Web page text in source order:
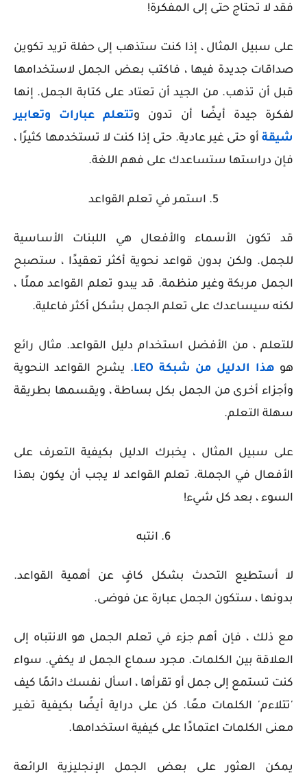
فقد لا تحتاج حتى إلى المفكرة!
على سبيل المثال ، إذا كنت ستذهب إلى حفلة تريد تكوين
صداقات جديدة فيها ، فاكتب بعض الجمل لاستخدامها
قبل أن تذهب. من الجيد أن تعتاد على كتابة الجمل. إنها
لفكرة جيدة أيضًا أن تدون وتتعلم عبارات وتعابير
شيقة أو حتى غير عادية. حتى إذا كنت لا تستخدمها كثيرًا ،
فإن دراستها ستساعدك على فهم اللغة.
5. استمر في تعلم القواعد
قد تكون الأسماء والأفعال هي اللبنات الأساسية
للجمل. ولكن بدون قواعد نحوية أكثر تعقيدًا ، ستصبح
الجمل مربكة وغير منظمة. قد يبدو تعلم القواعد مملًا ،
لكنه سيساعدك على تعلم الجمل بشكل أكثر فاعلية.
للتعلم ، من الأفضل استخدام دليل القواعد. مثال رائع
هو هذا الدليل من شبكة LEO
. يشرح القواعد النحوية
وأجزاء أخرى من الجمل بكل بساطة ، ويقسمها بطريقة
سهلة التعلم.
على سبيل المثال ، يخبرك الدليل بكيفية التعرف على
الأفعال في الجملة. تعلم القواعد لا يجب أن يكون بهذا
السوء ، بعد كل شيء!
6. انتبه
لا أستطيع التحدث بشكل كافٍ عن أهمية القواعد.
بدونها ، ستكون الجمل عبارة عن فوضى.
مع ذلك ، فإن أهم جزء في تعلم الجمل هو الانتباه إلى
العلاقة بين الكلمات. مجرد سماع الجمل لا يكفي. سواء
كنت تستمع إلى جمل أو تقرأها ، اسأل نفسك دائمًا كيف
'تتلاءم' الكلمات معًا. كن على دراية أيضًا بكيفية تغير
معنى الكلمات اعتمادًا على كيفية استخدامها.
يمكن العثور على بعض الجمل الإنجليزية الرائعة